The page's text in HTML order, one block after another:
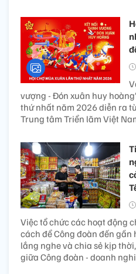
vượng - Đón xuân huy
thứ nhất năm 2026 diễn ra
Trung tâm Triển lãm Việt
Việc tổ chức các hoạt động
cách để Công đoàn đến
lắng nghe và chia sẻ kịp
giữa Công đoàn - doanh